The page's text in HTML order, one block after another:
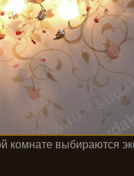
комнате выбираются